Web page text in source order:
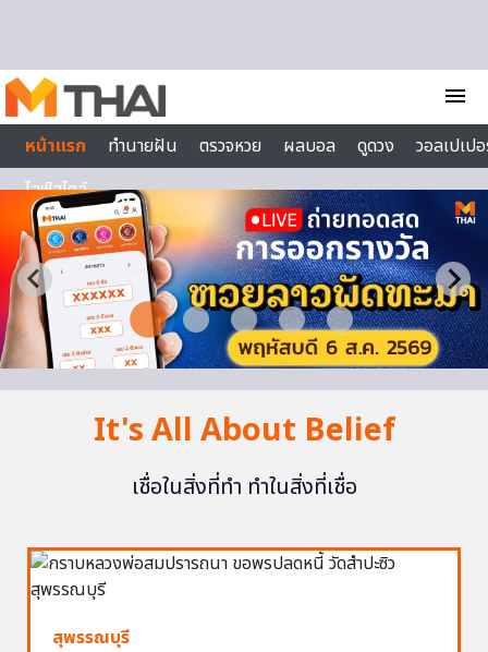
menu
หน้าแรก
ทำนายฝัน ตรวจหวย ผลบอล ดูดวง
วอลเปเป
ไลฟ์สไตล์
It's All About Belief
เชื่อในสิ่งที่ทำ ทำในสิ่งที่เชื่อ
สุพรรณบุรี